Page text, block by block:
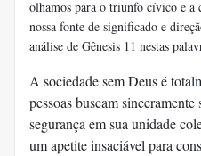
olhamos para o triunfo cívico e a
nossa fonte de significado e
análise de Gênesis 11 nestas
A sociedade sem Deus é
pessoas buscam
segurança em sua unidade
um apetite insaciável para